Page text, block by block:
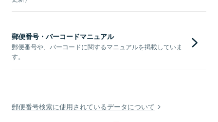
郵便番号・バーコードマニュアル
郵便番号や、バーコードに関するマニュアルを掲載していま
す。
郵便番号検索に使用されているデータについて